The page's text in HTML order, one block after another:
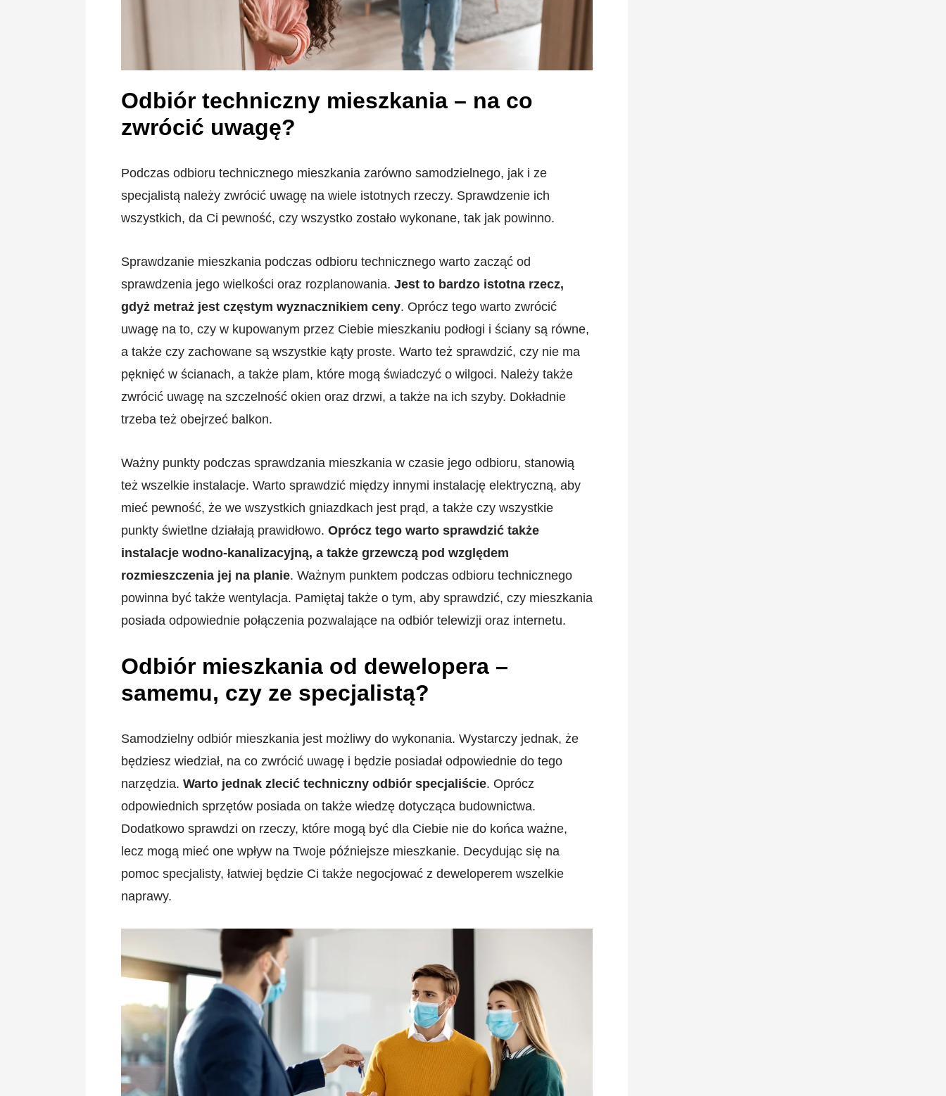
Odbiór techniczny mieszkania – na co
zwrócić uwagę?
Podczas odbioru technicznego mieszkania zarówno samodzielnego, jak i ze
specjalistą należy zwrócić uwagę na wiele istotnych rzeczy. Sprawdzenie ich
wszystkich, da Ci pewność, czy wszystko zostało wykonane, tak jak powinno.
Sprawdzanie mieszkania podczas odbioru technicznego warto zacząć od
sprawdzenia jego wielkości oraz rozplanowania. Jest to bardzo istotna rzecz,
gdyż metraż jest częstym wyznacznikiem ceny. Oprócz tego warto zwrócić
uwagę na to, czy w kupowanym przez Ciebie mieszkaniu podłogi i ściany są równe,
a także czy zachowane są wszystkie kąty proste. Warto też sprawdzić, czy nie ma
pęknięć w ścianach, a także plam, które mogą świadczyć o wilgoci. Należy także
zwrócić uwagę na szczelność okien oraz drzwi, a także na ich szyby. Dokładnie
trzeba też obejrzeć balkon.
Ważny punkty podczas sprawdzania mieszkania w czasie jego odbioru, stanowią
też wszelkie instalacje. Warto sprawdzić między innymi instalację elektryczną, aby
mieć pewność, że we wszystkich gniazdkach jest prąd, a także czy wszystkie
punkty świetlne działają prawidłowo. Oprócz tego warto sprawdzić także
instalacje wodno-kanalizacyjną, a także grzewczą pod względem
rozmieszczenia jej na planie. Ważnym punktem podczas odbioru technicznego
powinna być także wentylacja. Pamiętaj także o tym, aby sprawdzić, czy mieszkania
posiada odpowiednie połączenia pozwalające na odbiór telewizji oraz internetu.
Odbiór mieszkania od dewelopera –
samemu, czy ze specjalistą?
Samodzielny odbiór mieszkania jest możliwy do wykonania. Wystarczy jednak, że
będziesz wiedział, na co zwrócić uwagę i będzie posiadał odpowiednie do tego
narzędzia. Warto jednak zlecić techniczny odbiór specjaliście. Oprócz
odpowiednich sprzętów posiada on także wiedzę dotycząca budownictwa.
Dodatkowo sprawdzi on rzeczy, które mogą być dla Ciebie nie do końca ważne,
lecz mogą mieć one wpływ na Twoje późniejsze mieszkanie. Decydując się na
pomoc specjalisty, łatwiej będzie Ci także negocjować z deweloperem wszelkie
naprawy.